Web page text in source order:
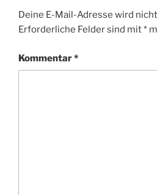
Deine E-Mail-Adresse wird
Erforderliche Felder sind mit*
Kommentar*